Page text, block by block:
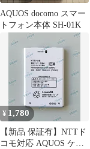
AQUOS docomo スマー
トフォン本体 SH-01K
¥ 1,780
【新品 保証有】NTTド
コモ対応 AQUOS ケー